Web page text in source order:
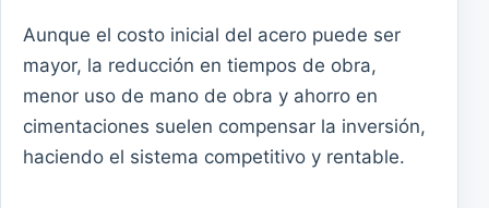
Aunque el costo inicial del acero puede ser
mayor, la reducción en tiempos de obra,
menor uso de mano de obra y ahorro en
cimentaciones suelen compensar la inversión,
haciendo el sistema competitivo y rentable.